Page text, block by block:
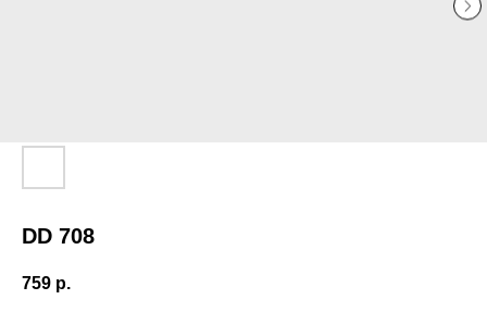
DD 708
759 р.